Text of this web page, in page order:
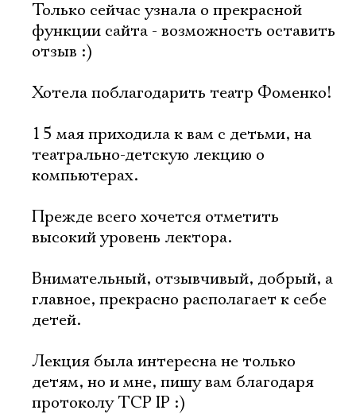
Только сейчас узнала о прекрасной
функции сайта - возможность оставить
отзыв :)
Хотела поблагодарить театр Фоменко!
15 мая приходила к вам с детьми, на
театрально-детскую лекцию о
компьютерах.
Прежде всего хочется отметить
высокий уровень лектора.
Внимательный, отзывчивый, добрый, а
главное, прекрасно располагает к себе
детей.
Лекция была интересна не только
детям, но и мне, пишу вам благодаря
протоколу TCP IP :)